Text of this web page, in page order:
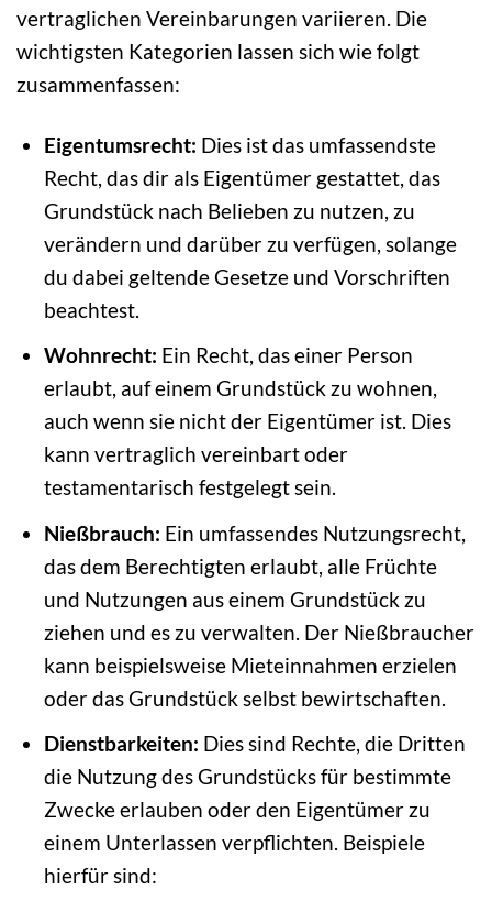
vertraglichen Vereinbarungen variieren. Die
wichtigsten Kategorien lassen sich wie folgt
zusammenfassen:
Eigentumsrecht: Dies ist das umfassendste
Recht, das dir als Eigentümer gestattet, das
Grundstück nach Belieben zu nutzen, zu
verändern und darüber zu verfügen, solange
du dabei geltende Gesetze und Vorschriften
beachtest.
Wohnrecht: Ein Recht, das einer Person
erlaubt, auf einem Grundstück zu wohnen,
auch wenn sie nicht der Eigentümer ist. Dies
kann vertraglich vereinbart oder
testamentarisch festgelegt sein.
Nießbrauch: Ein umfassendes Nutzungsrecht,
das dem Berechtigten erlaubt, alle Früchte
und Nutzungen aus einem Grundstück zu
ziehen und es zu verwalten. Der Nießbraucher
kann beispielsweise Mieteinnahmen erzielen
oder das Grundstück selbst bewirtschaften.
Dienstbarkeiten: Dies sind Rechte, die Dritten
die Nutzung des Grundstücks für bestimmte
Zwecke erlauben oder den Eigentümer zu
einem Unterlassen verpflichten. Beispiele
hierfür sind: